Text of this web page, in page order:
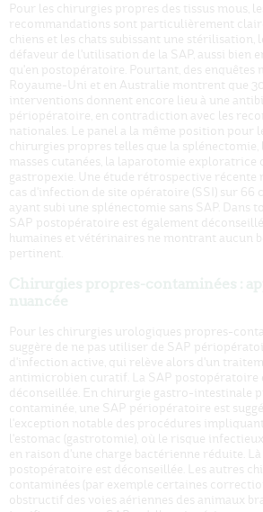
Pour les chirurgies propres des tissus mous,
recommandations sont particulièrement
chiens et les chats subissant une stérilisation,
défaveur de l'utilisation de la SAP, aussi bien
qu'en postopératoire. Pourtant, des enquêtes
Royaume-Uni et en Australie montrent que 30
interventions donnent encore lieu à une
périopératoire, en contradiction avec les
nationales. Le panel a la même position pour
chirurgies propres telles que la splénectomie,
masses cutanées, la laparotomie exploratrice
gastropexie. Une étude rétrospective récente
cas d'infection de site opératoire (SSI) sur 66
ayant subi une splénectomie sans SAP. Dans
SAP postopératoire est également
humaines et vétérinaires ne montrant aucun
pertinent.
Pour les chirurgies urologiques propres-
suggère de ne pas utiliser de SAP
d'infection active, qui relève alors d'un
antimicrobien curatif. La SAP postopératoire
déconseillée. En chirurgie gastro-intestinale
contaminée, une SAP périopératoire est
l'exception notable des procédures
l'estomac (gastrotomie), où le risque
en raison d'une charge bactérienne réduite. Là
postopératoire est déconseillée. Les autres
contaminées (par exemple certaines
obstructif des voies aériennes des animaux